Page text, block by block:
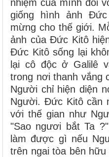
nhiệm của mình đối
giống hình ảnh
mừng cho thế giới.
ảnh của Đức Kitô
Đức Kitô sống lại
lại cô độc ở Galilê
trong nơi thanh vắng
Người chỉ hiện diện
Người. Đức Kitô cần
với thế gian như
"Sao ngươi bắt Ta
làm được gì nếu
trên ngai tòa bên